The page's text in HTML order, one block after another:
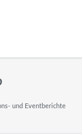
und Eventberichte